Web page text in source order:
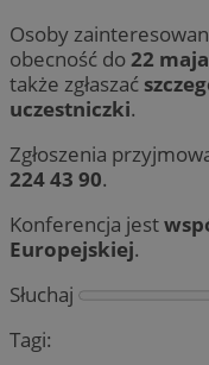
Osoby
obecność do22 maja
także zgłaszać
uczestniczki.
Zgłoszenia
224 43 90.
Konferencja jest
Europejskiej.
Słuchaj
Tagi: